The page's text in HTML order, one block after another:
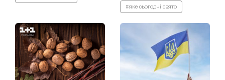
#яке сьогодні свято